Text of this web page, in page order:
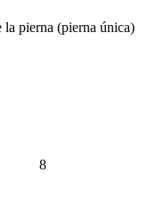
pierna (pierna única)
8